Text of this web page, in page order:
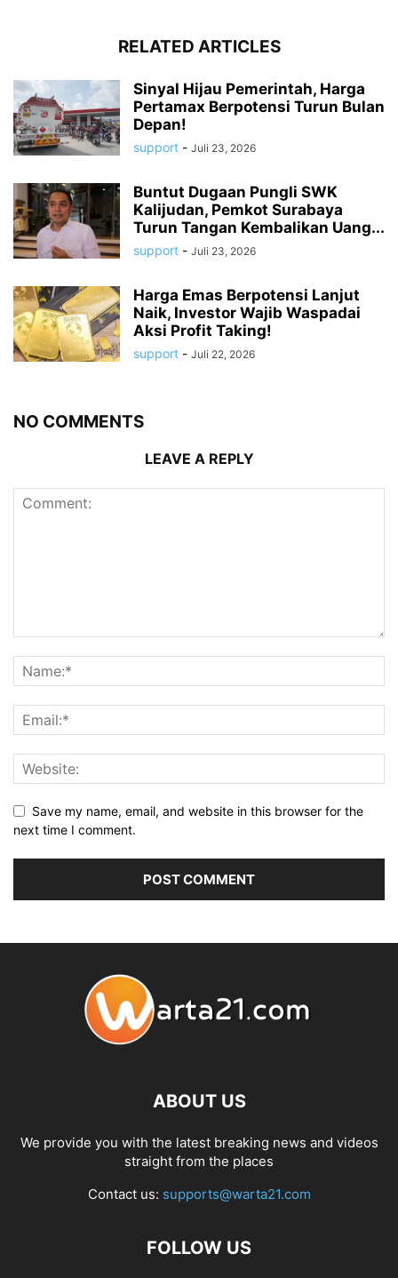
RELATED ARTICLES
Sinyal Hijau Pemerintah, Harga
Pertamax Berpotensi Turun Bulan
Depan!
support - Juli 23, 2026
Buntut Dugaan Pungli SWK
Kalijudan, Pemkot Surabaya
Turun Tangan Kembalikan Uang...
support - Juli 23, 2026
Harga Emas Berpotensi Lanjut
Naik, Investor Wajib Waspadai
Aksi Profit Taking!
support - Juli 22, 2026
NO COMMENTS
LEAVE A REPLY
Save my name, email, and website in this browser for the
next time I comment.
ABOUT US
We provide you with the latest breaking news and videos
straight from the places
Contact us: supports@warta21.com
FOLLOW US